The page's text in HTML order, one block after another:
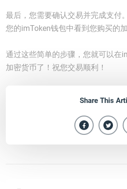
最后，您需要确认交易并完成支付
您的imToken钱包中看到您购买的加
通过这些简单的步骤，您就可以在
加密货币了！祝您交易顺利！
Share This